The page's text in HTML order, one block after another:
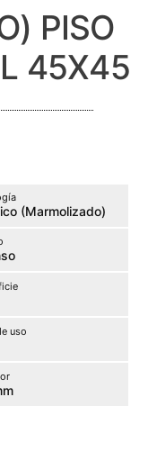
PISO
45X45
(Marmolizado)
uso